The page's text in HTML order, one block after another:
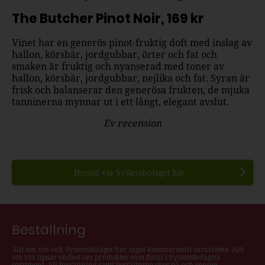
The Butcher Pinot Noir, 169 kr
Vinet har en generöspinot-fruktig doft med inslag av
hallon, körsbär, jordgubbar, örter och fat och
smaken är fruktig och nyanserad med toner av
hallon, körsbär, jordgubbar, nejlika och fat. Syran är
frisk och balanserar den generösa frukten, de mjuka
tanninerna mynnar ut i ett långt, elegant avslut.
Ev recension
Beställ via Systembolaget här
Beställning
Allt om vin och Systembolaget har inget kommersiellt samarbete. Allt
om vin tipsar endast om produkter som finns i Systembolagets